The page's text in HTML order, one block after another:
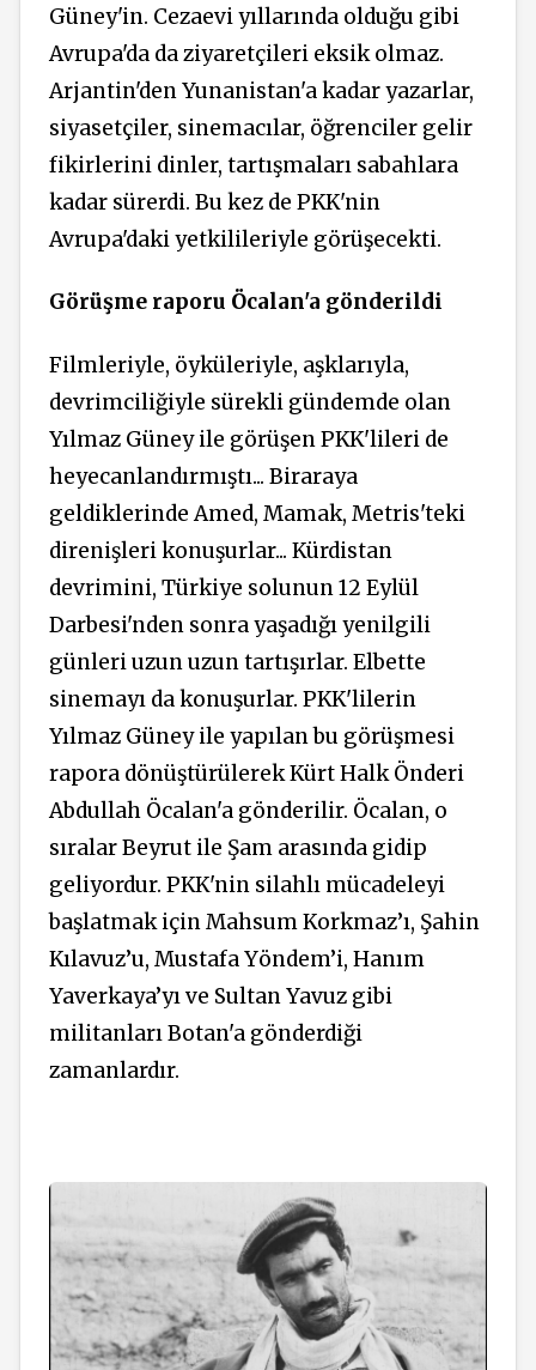
Güney'in. Cezaevi yıllarında olduğu gibi
Avrupa'da da ziyaretçileri eksik olmaz.
Arjantin'den Yunanistan'a kadar yazarlar,
siyasetçiler, sinemacılar, öğrenciler gelir
fikirlerini dinler, tartışmaları sabahlara
kadar sürerdi. Bu kez de PKK'nin
Avrupa'daki yetkilileriyle görüşecekti.
Görüşme raporu Öcalan'a gönderildi
Filmleriyle, öyküleriyle, aşklarıyla,
devrimciliğiyle sürekli gündemde olan
Yılmaz Güney ile görüşen PKK'lileri de
heyecanlandırmıştı... Biraraya
geldiklerinde Amed, Mamak, Metris'teki
direnişleri konuşurlar... Kürdistan
devrimini, Türkiye solunun 12 Eylül
Darbesi'nden sonra yaşadığı yenilgili
günleri uzun uzun tartışırlar. Elbette
sinemayı da konuşurlar. PKK'lilerin
Yılmaz Güney ile yapılan bu görüşmesi
rapora dönüştürülerek Kürt Halk Önderi
Abdullah Öcalan'a gönderilir. Öcalan, o
sıralar Beyrut ile Şam arasında gidip
geliyordur. PKK'nin silahlı mücadeleyi
başlatmak için Mahsum Korkmaz’ı, Şahin
Kılavuz’u, Mustafa Yöndem’i, Hanım
Yaverkaya’yı ve Sultan Yavuz gibi
militanları Botan'a gönderdiği
zamanlardır.